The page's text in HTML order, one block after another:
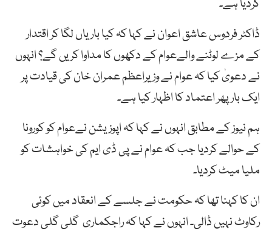
کردیا ہے۔
ڈاکٹر فردوس عاشق اعوان نے کہا کہ کیا باریاں لگا کر اقتدار
کے مزے لوٹنے والےعوام کے دکھوں کا مداوا کریں گے؟ انہوں
نے دعویٰ کیا کہ عوام نے وزیراعظم عمران خان کی قیادت پر
ایک بار پھر اعتماد کا اظہار کیا ہے۔
ہم نیوز کے مطابق انہوں نے کہا کہ اپوزیشن نےعوام کو کورونا
کے حوالے کردیا جب کہ عوام نے پی ڈی ایم کی خواہشات کو
ملیا میٹ کردیا۔
ان کا کہنا تھا کہ حکومت نے جلسے کے انعقاد میں کوئی
رکاوٹ نہیں ڈالی۔ انہوں نے کہا کہ راجکماری گلی گلی دعوت